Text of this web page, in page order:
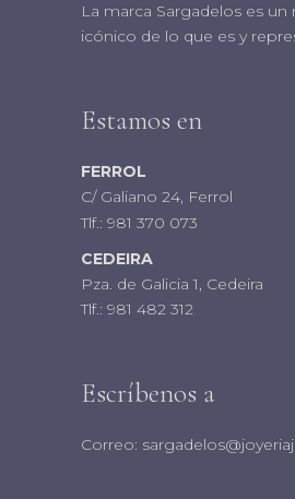
La marca Sargadelos es un
icónico de lo que es y
Estamos en
FERROL
C/ Galiano 24, Ferrol
Tlf.: 981 370 073
CEDEIRA
Pza. de Galicia 1, Cedeira
Tlf.: 981 482 312
Escríbenos a
Correo: